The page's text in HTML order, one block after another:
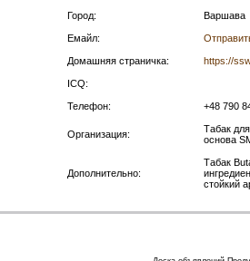
Город: Варшава
Емайл:
Домашняя страничка: https://
ICQ:
Телефон: +48 790
Организация:
Табак
основа
Дополнительно:
Табак
стойкий